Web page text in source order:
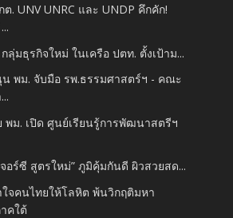
. UNV UNRC และ UNDP คึกคัก!
ลุ่มธุรกิจใหม่ ในเครือ ปตท. ตั้งเป้าม...
พม. จับมือ รพ.ธรรมศาสตร์ฯ - คณะ
พม. เปิด ศูนย์เรียนรู้การพัฒนาสตรีฯ
อร์ซี สูตรใหม่” ภูมิคุ้มกันดี ผิวสวยสด...
จคนไทยให้โลหิต พ้นวิกฤติมหา
คใต้